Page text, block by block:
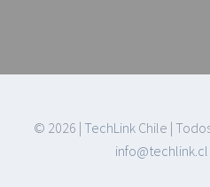
© 2026 | TechLink Chile |
info@techlink.cl